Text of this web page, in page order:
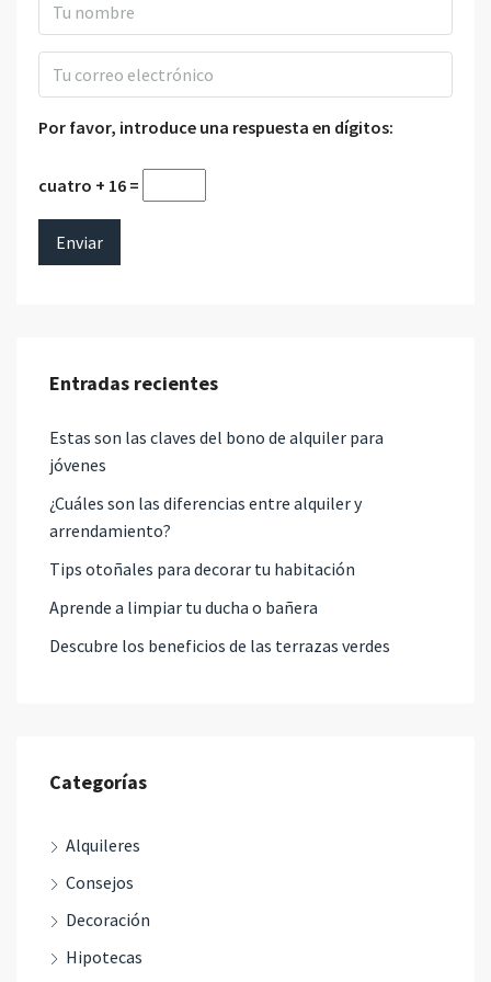
Por favor, introduce una respuesta en dígitos:
cuatro + 16 =
Entradas recientes
Estas son las claves del bono de alquiler para
jóvenes
¿Cuáles son las diferencias entre alquiler y
arrendamiento?
Tips otoñales para decorar tu habitación
Aprende a limpiar tu ducha o bañera
Descubre los beneficios de las terrazas verdes
Categorías
Alquileres
Consejos
Decoración
Hipotecas